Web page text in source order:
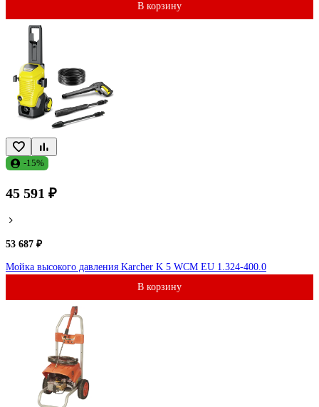
В корзину
-15%
45 591 ₽
53 687 ₽
Мойка высокого давления Karcher K 5 WCM EU 1.324-400.0
В корзину